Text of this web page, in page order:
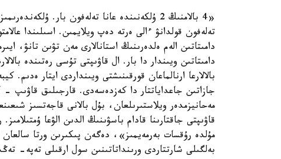
تەلەفون قولدانۋ ءالى ەرتە دەپ ويلايمىن. اسىلىندا
دامىتاتىن الەم ەلدەرىنىڭ استانالارى مەن تۋىن تانۋ،
دامىتاتىن ويىندار دا بار. ال قاۋىپتى تۇسى رەتىندە
بالالارعا ارنالماعان قورقىنىشتى ويىنداردى ايتار ەدىم.
جازاتىن جاعداياتتار دا كەزدەسەدى. قارجىلىق قاۋىپ
مەحانيزمدەر ويلاستىرىلعان، بۇل بالانى قاجەتسىز
قاۋىپتى جاقتارىنا قادام باسۋىنىڭ الدىن الۋعا
مۇلدە رۇقسات بەرمەيمىز»، دەگەن پىكىرىن ورتا سالعان
بەلگىلى شارتتاردى ورىنداتاتىنىن سول ارقىلى تەپە-